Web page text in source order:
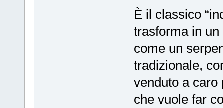
È il classico
trasforma in
come un
tradizionale,
venduto a caro
che vuole far